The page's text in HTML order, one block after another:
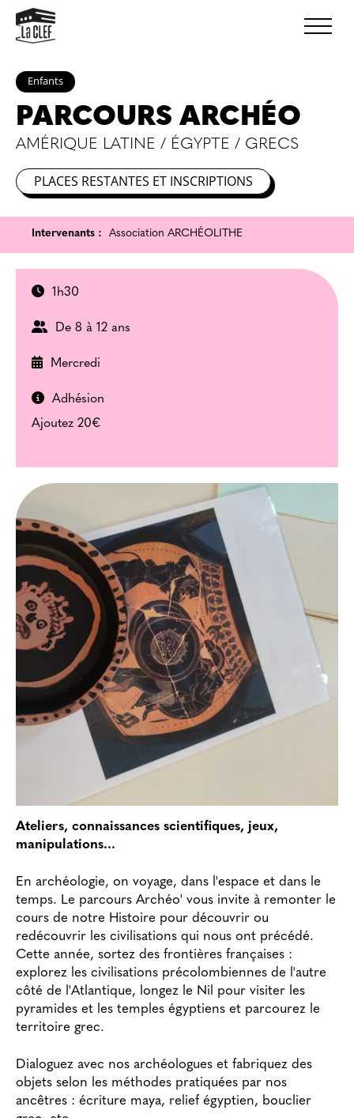
Enfants
PARCOURS ARCHÉO
AMÉRIQUE LATINE / ÉGYPTE / GRECS
PLACES RESTANTES ET INSCRIPTIONS
Intervenants : Association ARCHÉOLITHE
1h30
De 8 à 12 ans
Mercredi
Adhésion
Ajoutez 20€
Ateliers, connaissances scientifiques, jeux,
manipulations...
En archéologie, on voyage, dans l'espace et dans le
temps. Le parcours Archéo' vous invite à remonter le
cours de notre Histoire pour découvrir ou
redécouvrir les civilisations qui nous ont précédé.
Cette année, sortez des frontières françaises :
explorez les civilisations précolombiennes de l'autre
côté de l'Atlantique, longez le Nil pour visiter les
pyramides et les temples égyptiens et parcourez le
territoire grec.
Dialoguez avec nos archéologues et fabriquez des
objets selon les méthodes pratiquées par nos
ancêtres : écriture maya, relief égyptien, bouclier